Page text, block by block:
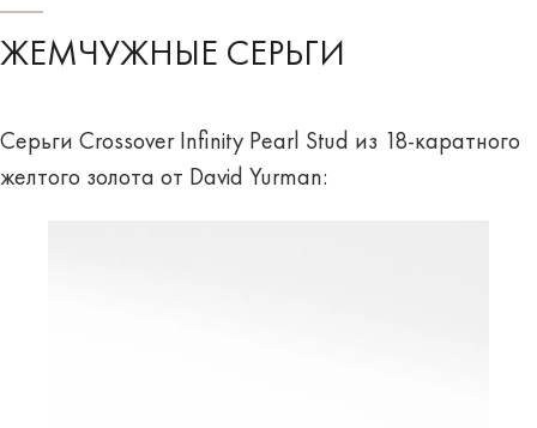
ЖЕМЧУЖНЫЕ СЕРЬГИ
Серьги Crossover Infinity Pearl Stud из 18-каратного
желтого золота от David Yurman: